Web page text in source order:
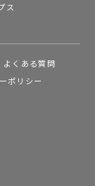
ス
よくある質問
ポリシー